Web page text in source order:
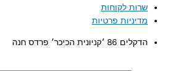
שרות לקוחות
מדיניות פרטיות
הדקלים 86 ׳קניונית הכיכר׳ פרדס חנה